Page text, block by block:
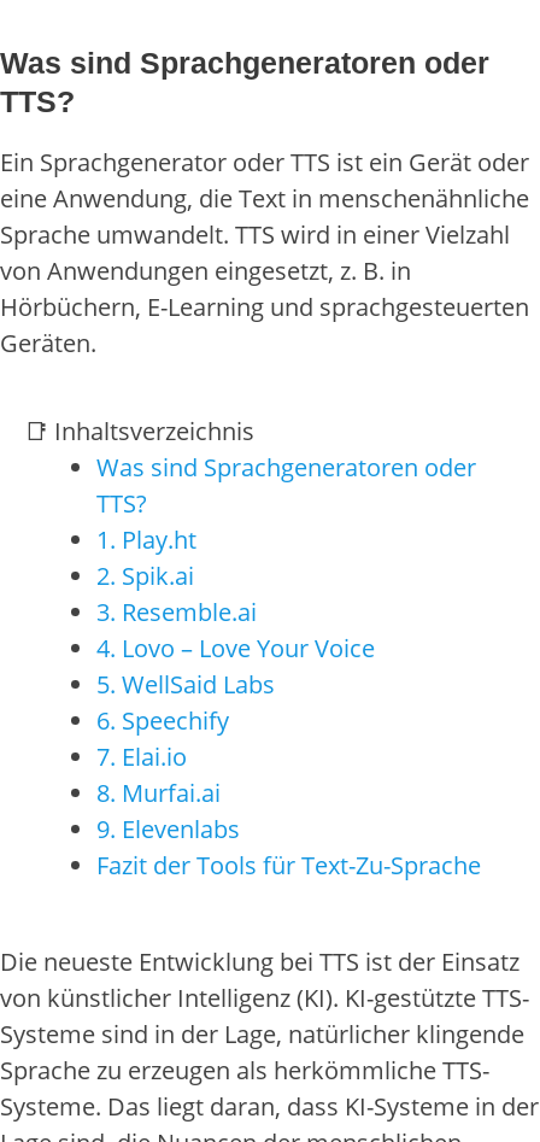
Was sind Sprachgeneratoren oder
TTS?
Ein Sprachgenerator oder TTS ist ein Gerät oder
eine Anwendung, die Text in menschenähnliche
Sprache umwandelt. TTS wird in einer Vielzahl
von Anwendungen eingesetzt, z. B. in
Hörbüchern, E-Learning und sprachgesteuerten
Geräten.
📑 Inhaltsverzeichnis
Was sind Sprachgeneratoren oder
TTS?
1. Play.ht
2. Spik.ai
3. Resemble.ai
4. Lovo – Love Your Voice
5. WellSaid Labs
6. Speechify
7. Elai.io
8. Murfai.ai
9. Elevenlabs
Fazit der Tools für Text-Zu-Sprache
Die neueste Entwicklung bei TTS ist der Einsatz
von künstlicher Intelligenz (KI). KI-gestützte TTS-
Systeme sind in der Lage, natürlicher klingende
Sprache zu erzeugen als herkömmliche TTS-
Systeme. Das liegt daran, dass KI-Systeme in der